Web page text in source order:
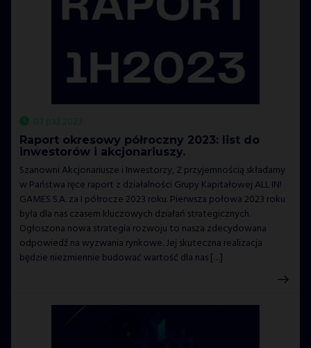
03 paź 2023
Raport okresowy półroczny 2023: list do
inwestorów i akcjonariuszy.
Szanowni Akcjonariusze i Inwestorzy, Z przyjemnością składamy
w Państwa ręce raport z działalności Grupy Kapitałowej ALL IN!
GAMES S.A. za I półrocze 2023 roku. Pierwsza połowa 2023 roku
była dla nas czasem kluczowych działań strategicznych.
Ogłoszona nowa strategia rozwoju to nasza zdecydowana
odpowiedź na wyzwania rynkowe. Jej skuteczna realizacja
będzie niezmiennie budować wartość dla nas […]